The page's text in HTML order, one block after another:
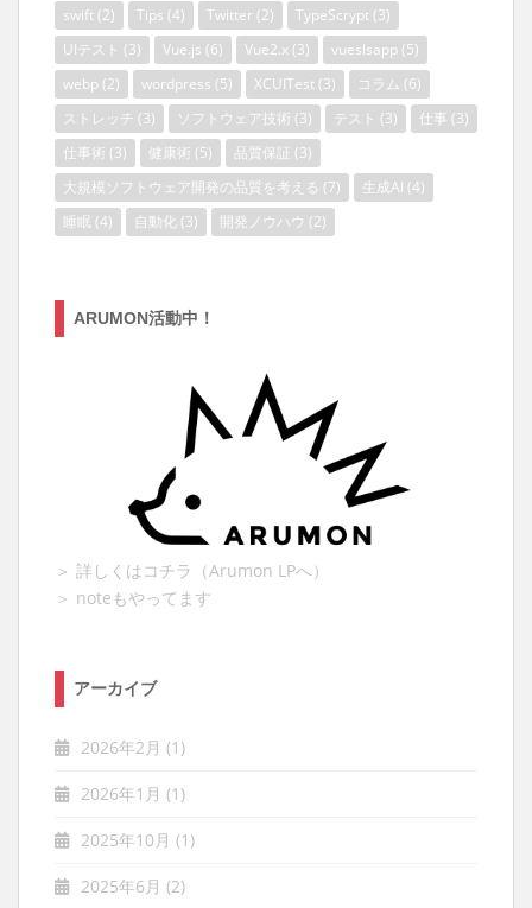
swift (2) Tips (4) Twitter (2) TypeScrypt (3)
UIテスト (3) Vue.js (6) Vue2.x (3) vueslsapp (5)
webp (2) wordpress (5) XCUITest (3) コラム (6)
ストレッチ (3) ソフトウェア技術 (3) テスト (3) 仕事 (3)
仕事術 (3) 健康術 (5) 品質保証 (3)
大規模ソフトウェア開発の品質を考える (7) 生成AI (4)
睡眠 (4) 自動化 (3) 開発ノウハウ (2)
ARUMON活動中！
＞ 詳しくはコチラ（Arumon LPへ）
＞ noteもやってます
アーカイブ
2026年2月 (1)
2026年1月 (1)
2025年10月 (1)
2025年6月 (2)